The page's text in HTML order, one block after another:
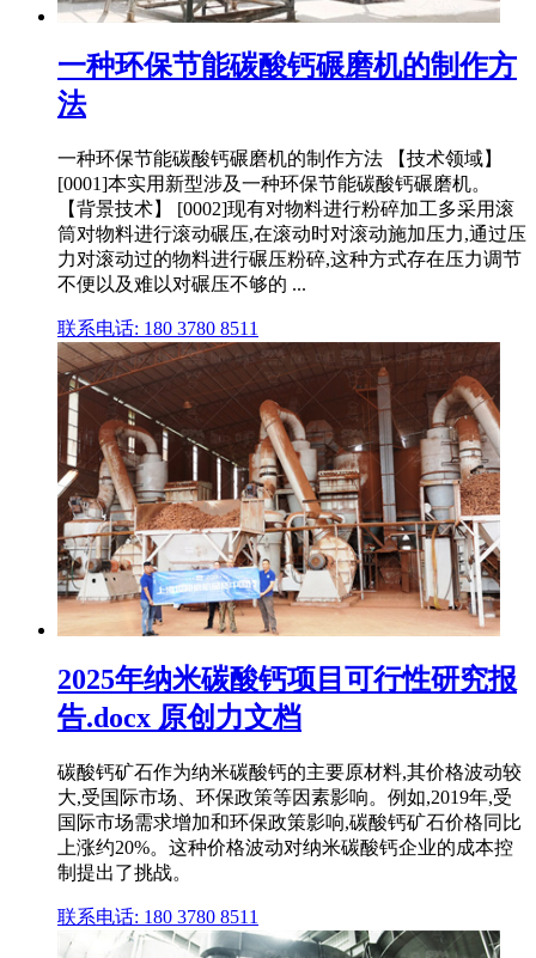
一种环保节能碳酸钙碾磨机的制作方
法
一种环保节能碳酸钙碾磨机的制作方法 【技术领域】
[0001]本实用新型涉及一种环保节能碳酸钙碾磨机。
【背景技术】 [0002]现有对物料进行粉碎加工多采用滚
筒对物料进行滚动碾压,在滚动时对滚动施加压力,通过压
力对滚动过的物料进行碾压粉碎,这种方式存在压力调节
不便以及难以对碾压不够的 ...
联系电话: 180 3780 8511
2025年纳米碳酸钙项目可行性研究报
告.docx 原创力文档
碳酸钙矿石作为纳米碳酸钙的主要原材料,其价格波动较
大,受国际市场、环保政策等因素影响。例如,2019年,受
国际市场需求增加和环保政策影响,碳酸钙矿石价格同比
上涨约20%。这种价格波动对纳米碳酸钙企业的成本控
制提出了挑战。
联系电话: 180 3780 8511